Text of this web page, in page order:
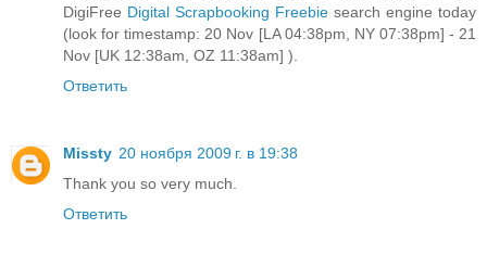
DigiFree Digital Scrapbooking Freebie search engine today
(look for timestamp: 20 Nov [LA 04:38pm, NY 07:38pm] - 21
Nov [UK 12:38am, OZ 11:38am] ).
Ответить
Missty 20 ноября 2009 г. в 19:38
Thank you so very much.
Ответить